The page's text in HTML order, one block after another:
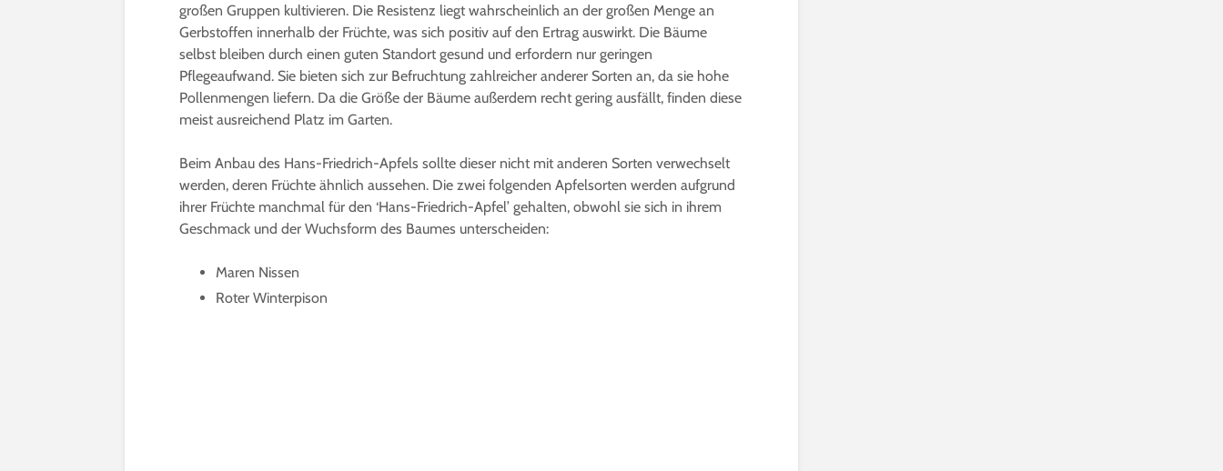
großen Gruppen kultivieren. Die Resistenz liegt wahrscheinlich an der großen Menge an
Gerbstoffen innerhalb der Früchte, was sich positiv auf den Ertrag auswirkt. Die Bäume
selbst bleiben durch einen guten Standort gesund und erfordern nur geringen
Pflegeaufwand. Sie bieten sich zur Befruchtung zahlreicher anderer Sorten an, da sie hohe
Pollenmengen liefern. Da die Größe der Bäume außerdem recht gering ausfällt, finden diese
meist ausreichend Platz im Garten.
Beim Anbau des Hans-Friedrich-Apfels sollte dieser nicht mit anderen Sorten verwechselt
werden, deren Früchte ähnlich aussehen. Die zwei folgenden Apfelsorten werden aufgrund
ihrer Früchte manchmal für den ‘Hans-Friedrich-Apfel’ gehalten, obwohl sie sich in ihrem
Geschmack und der Wuchsform des Baumes unterscheiden:
Maren Nissen
Roter Winterpison